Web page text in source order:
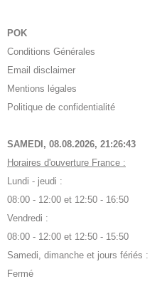
POK
Conditions Générales
Email disclaimer
Mentions légales
Politique de confidentialité
SAMEDI, 08.08.2026, 21:26:43
Horaires d'ouverture France :
Lundi - jeudi :
08:00 - 12:00 et 12:50 - 16:50
Vendredi :
08:00 - 12:00 et 12:50 - 15:50
Samedi, dimanche et jours fériés :
Fermé